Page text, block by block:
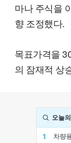
마나 주식을
향 조정했다.
목표가격을
의 잠재적 상